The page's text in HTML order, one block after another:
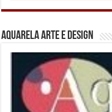
Aquarela Arte e Design